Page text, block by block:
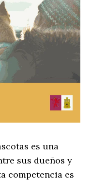
es una
sus dueños y
competencia es